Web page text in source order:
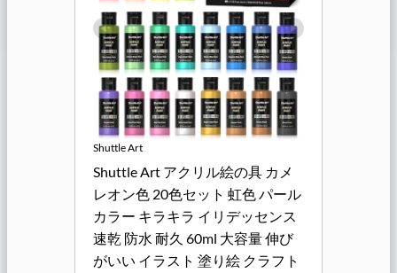
Shuttle Art
Shuttle Art アクリル絵の具 カメ
レオン色 20色セット 虹色 パール
カラー キラキラ イリデッセンス
速乾 防水 耐久 60ml 大容量 伸び
がいい イラスト 塗り絵 クラフト